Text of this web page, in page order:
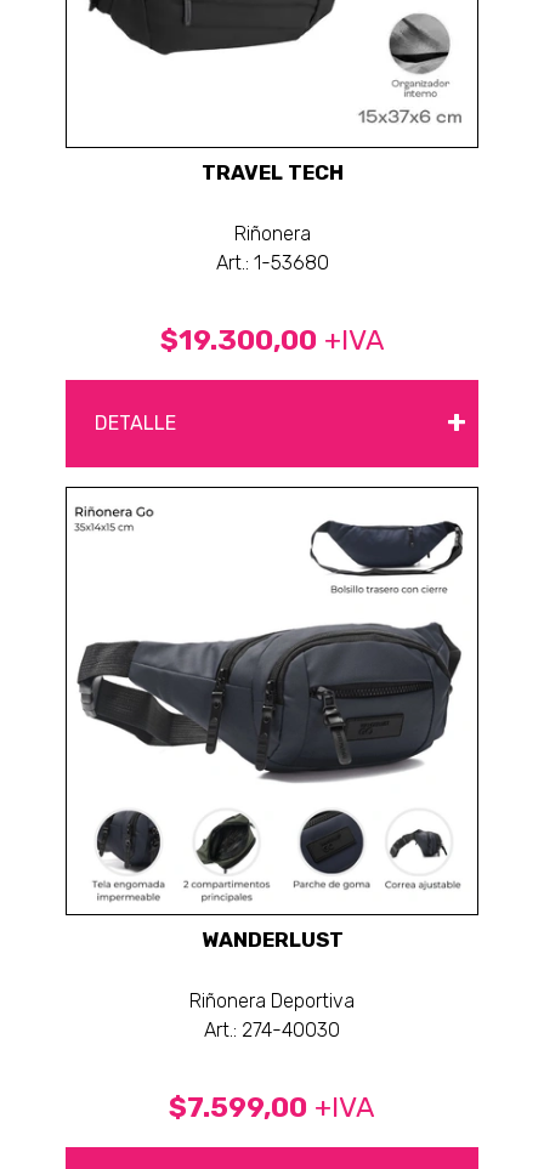
TRAVEL TECH
Riñonera
Art.: 1-53680
$19.300,00 +IVA
DETALLE +
WANDERLUST
Riñonera Deportiva
Art.: 274-40030
$7.599,00 +IVA